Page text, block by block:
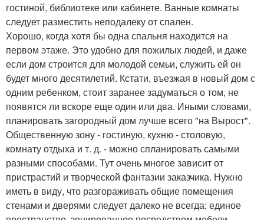
гостиной, библиотеке или кабинете. Ванные комнаты
следует разместить неподалеку от спален.
Хорошо, когда хотя бы одна спальня находится на
первом этаже. Это удобно для пожилых людей, и даже
если дом строится для молодой семьи, служить ей он
будет много десятилетий. Кстати, въезжая в новый дом с
одним ребенком, стоит заранее задуматься о том, не
появятся ли вскоре еще один или два. Иными словами,
планировать загородный дом лучше всего "на Вырост".
Общественную зону - гостиную, кухню - столовую,
комнату отдыха и т. д. - можно спланировать самыми
разными способами. Тут очень многое зависит от
пристрастий и творческой фантазии заказчика. Нужно
иметь в виду, что разгораживать общие помещения
стенами и дверями следует далеко не всегда; единое